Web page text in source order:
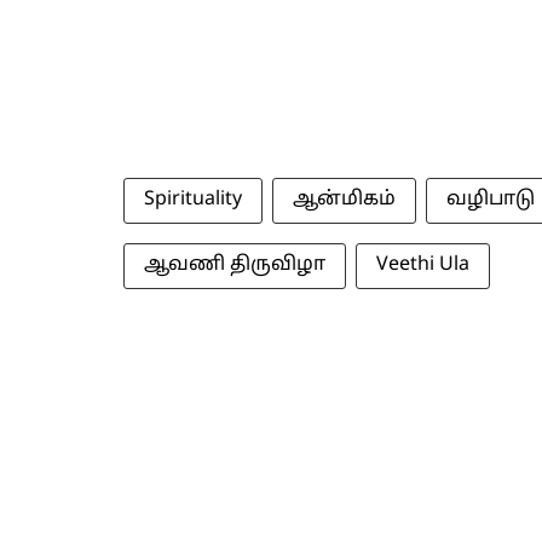
Spirituality ஆன்மிகம் வழிபாடு
ஆவணி திருவிழா Veethi Ula